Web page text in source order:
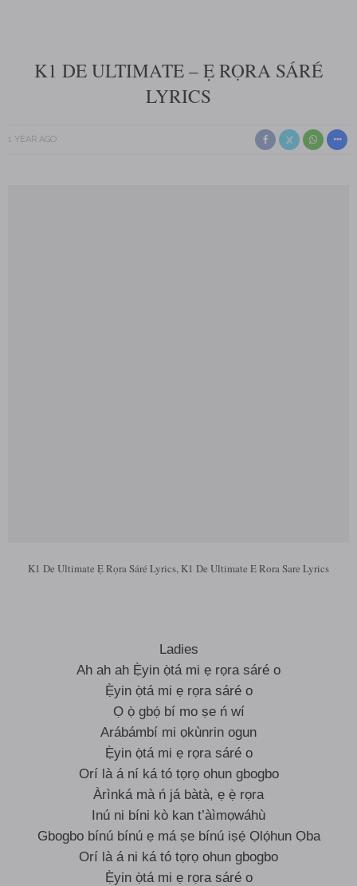
K1 DE ULTIMATE – Ẹ RỌRA SÁRÉ
LYRICS
1 YEAR AGO
K1 De Ultimate Ẹ Rọra Sáré Lyrics, K1 De Ultimate E Rora Sare Lyrics
Ladies
Ah ah ah Ẹ̀yin ọ̀tá mi ẹ rọra sáré o
Ẹ̀yin ọ̀tá mi ẹ rọra sáré o
Ọ ọ̀ gbọ́ bí mo ṣe ń wí
Arábámbí mi ọkùnrin ogun
Ẹ̀yin ọ̀tá mi ẹ rọra sáré o
Orí là á ní ká tó tọrọ ohun gbogbo
Àrìnká mà ń já bàtà, ẹ ẹ̀ rọra
Inú ni bíni kò kan t’àìmọwáhù
Gbogbo bínú bínú ẹ má ṣe bínú iṣẹ́ Ọlọ́hun Ọba
Orí là á ni ká tó tọrọ ohun gbogbo
Ẹ̀yin ọ̀tá mi ẹ rọra sáré o